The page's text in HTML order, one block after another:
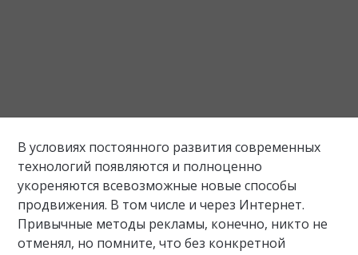
В условиях постоянного развития современных
технологий появляются и полноценно
укореняются всевозможные новые способы
продвижения. В том числе и через Интернет.
Привычные методы рекламы, конечно, никто не
отменял, но помните, что без конкретной